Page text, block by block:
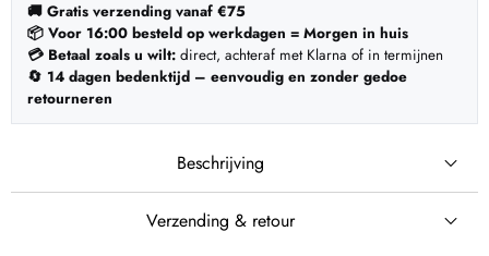
🚚 Gratis verzending vanaf €75
📦 Voor 16:00 besteld op werkdagen = Morgen in huis
💳 Betaal zoals u wilt: direct, achteraf met Klarna of in termijnen
🔄 14 dagen bedenktijd – eenvoudig en zonder gedoe
retourneren
Beschrijving
Verzending & retour